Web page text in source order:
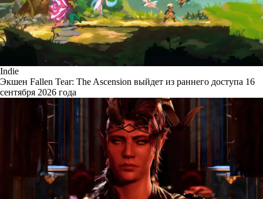
Indie
Экшен Fallen Tear: The Ascension выйдет из раннего доступа 16
сентября 2026 года